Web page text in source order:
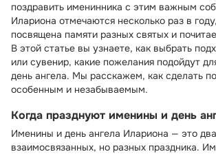
поздравить именинника с этим важным
Илариона отмечаются несколько раз в
посвящена памяти разных святых и
В этой статье вы узнаете, как выбрать
или сувенир, какие пожелания подойдут
день ангела. Мы расскажем, как сделать
особенным и незабываемым.
Когда празднуют именины и день
Именины и день ангела Илариона — это два
взаимосвязанных, но разных праздника.